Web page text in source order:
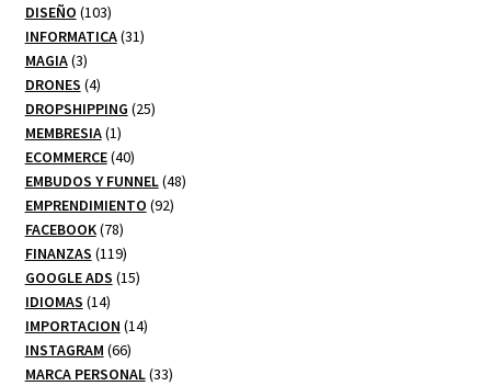
DISEÑO 103103
productos
INFORMATICA 3131
MAGIA 33
productos
DRONES 44
productos
DROPSHIPPING 2525
MEMBRESIA 11
producto
ECOMMERCE 4040
productos
EMBUDOS Y FUNNEL 4848
EMPRENDIMIENTO 9292
FACEBOOK 7878
productos
FINANZAS 119119
productos
GOOGLE ADS 1515
IDIOMAS 1414
productos
IMPORTACION 1414
INSTAGRAM 6666
productos
MARCA PERSONAL 3333